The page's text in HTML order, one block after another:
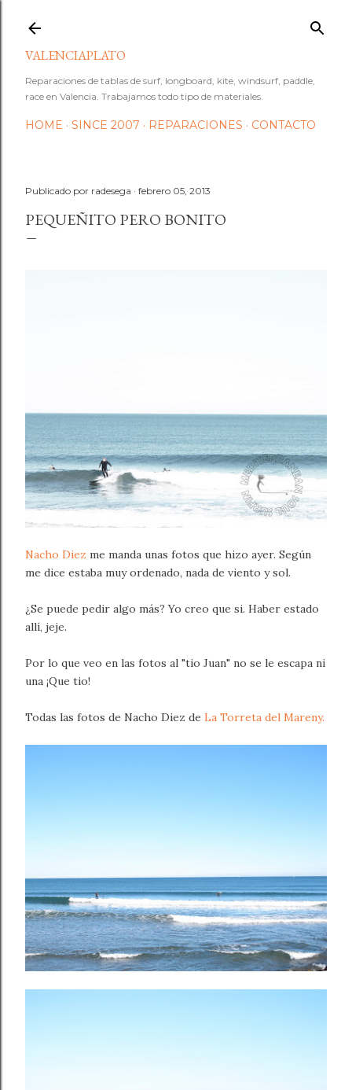
VALENCIAPLATO
Reparaciones de tablas de surf, longboard, kite, windsurf, paddle,
race en Valencia. Trabajamos todo tipo de materiales.
HOME SINCE 2007 REPARACIONES CONTACTO
Publicado por radesega febrero 05, 2013
PEQUEÑITO PERO BONITO
Nacho Diez me manda unas fotos que hizo ayer. Según
me dice estaba muy ordenado, nada de viento y sol.
¿Se puede pedir algo más? Yo creo que si. Haber estado
allí, jeje.
Por lo que veo en las fotos al "tio Juan" no se le escapa ni
una ¡Que tio!
Todas las fotos de Nacho Diez de La Torreta del Mareny.